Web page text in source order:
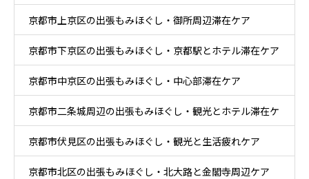
京都市上京区の出張もみほぐし・御所周辺滞在ケア
京都市下京区の出張もみほぐし・京都駅とホテル滞在ケア
京都市中京区の出張もみほぐし・中心部滞在ケア
京都市二条城周辺の出張もみほぐし・観光とホテル滞在ケ
ア
京都市伏見区の出張もみほぐし・観光と生活疲れケア
京都市北区の出張もみほぐし・北大路と金閣寺周辺ケア